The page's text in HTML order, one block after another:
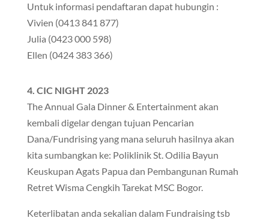
Untuk informasi pendaftaran dapat hubungin :
Vivien (0413 841 877)
Julia (0423 000 598)
Ellen (0424 383 366)
4. CIC NIGHT 2023
The Annual Gala Dinner & Entertainment akan
kembali digelar dengan tujuan Pencarian
Dana/Fundrising yang mana seluruh hasilnya akan
kita sumbangkan ke: Poliklinik St. Odilia Bayun
Keuskupan Agats Papua dan Pembangunan Rumah
Retret Wisma Cengkih Tarekat MSC Bogor.
Keterlibatan anda sekalian dalam Fundraising tsb